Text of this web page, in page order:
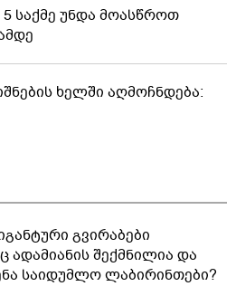
5 საქმე უნდა მოასწროთ
ხელში აღმოჩნდება:
გვირაბები
ადამიანის შექმნილია და
საიდუმლო ლაბირინთები?